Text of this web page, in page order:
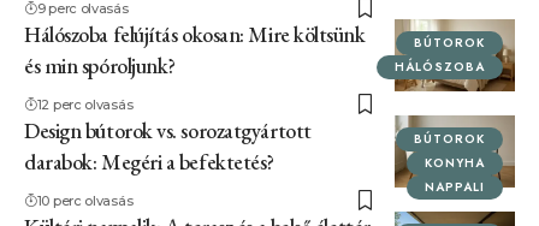
9 perc olvasás
BÚTOROK
HÁLÓSZOBA
Hálószoba felújítás okosan: Mire költsünk
és min spóroljunk?
12 perc olvasás
BÚTOROK
KONYHA
NAPPALI
Design bútorok vs. sorozatgyártott
darabok: Megéri a befektetés?
10 perc olvasás